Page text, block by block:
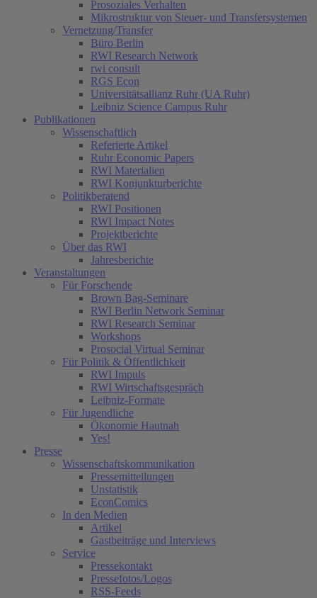
Prosoziales Verhalten
Mikrostruktur von Steuer- und Transfersystemen
Vernetzung/Transfer
Büro Berlin
RWI Research Network
rwi consult
RGS Econ
Universitätsallianz Ruhr (UA Ruhr)
Leibniz Science Campus Ruhr
Publikationen
Wissenschaftlich
Referierte Artikel
Ruhr Economic Papers
RWI Materialien
RWI Konjunkturberichte
Politikberatend
RWI Positionen
RWI Impact Notes
Projektberichte
Über das RWI
Jahresberichte
Veranstaltungen
Für Forschende
Brown Bag-Seminare
RWI Berlin Network Seminar
RWI Research Seminar
Workshops
Prosocial Virtual Seminar
Für Politik & Öffentlichkeit
RWI Impuls
RWI Wirtschaftsgespräch
Leibniz-Formate
Für Jugendliche
Ökonomie Hautnah
Yes!
Presse
Wissenschaftskommunikation
Pressemitteilungen
Unstatistik
EconComics
In den Medien
Artikel
Gastbeiträge und Interviews
Service
Pressekontakt
Pressefotos/Logos
RSS-Feeds